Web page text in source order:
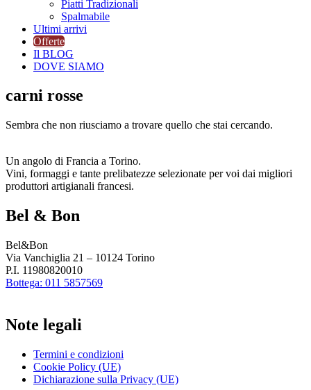
Piatti Tradizionali
Spalmabile
Ultimi arrivi
Offerte
Il BLOG
DOVE SIAMO
carni rosse
Sembra che non riusciamo a trovare quello che stai cercando.
Un angolo di Francia a Torino.
Vini, formaggi e tante prelibatezze selezionate per voi dai migliori
produttori artigianali francesi.
Bel & Bon
Bel&Bon
Via Vanchiglia 21 – 10124 Torino
P.I. 11980820010
Bottega: 011 5857569
Note legali
Termini e condizioni
Cookie Policy (UE)
Dichiarazione sulla Privacy (UE)